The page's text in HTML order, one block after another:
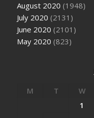
August 2020 (1948)
July 2020 (2131)
June 2020 (2101)
May 2020 (823)
M T W
1